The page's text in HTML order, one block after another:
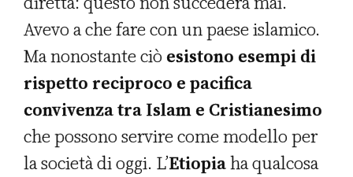
Avevo a che fare con un paese islamico.
Ma nonostante ciòesistono esempi di
rispetto reciproco e pacifica
convivenza tra Islam e Cristianesimo
che possono servire come modello per
la società di oggi. L’Etiopiaha qualcosa